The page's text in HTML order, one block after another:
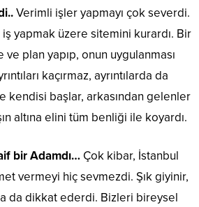
Verimli işler yapmayı çok severdi.
yapmak üzere sitemini kurardı. Bir
plan yapıp, onun uygulanması
kaçırmaz, ayrıntılarda da
kendisi başlar, arkasından gelenler
altına elini tüm benliği ile koyardı.
bir Adamdı… Çok kibar, İstanbul
vermeyi hiç sevmezdi. Şık giyinir,
da dikkat ederdi. Bizleri bireysel